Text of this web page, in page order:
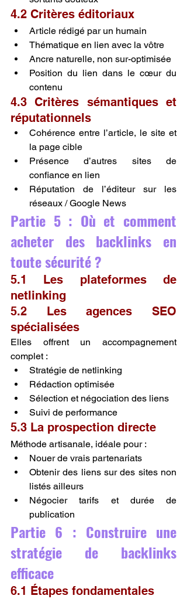
4.2 Critères éditoriaux
Article rédigé par un humain
Thématique en lien avec la vôtre
Ancre naturelle, non sur-optimisée
Position du lien dans le cœur du
contenu
4.3 Critères sémantiques et
réputationnels
Cohérence entre l’article, le site et
la page cible
Présence d’autres sites de
confiance en lien
Réputation de l’éditeur sur les
réseaux / Google News
Partie 5 : Où et comment
acheter des backlinks en
toute sécurité ?
5.1 Les plateformes de
netlinking
5.2 Les agences SEO
spécialisées
Elles offrent un accompagnement
complet :
Stratégie de netlinking
Rédaction optimisée
Sélection et négociation des liens
Suivi de performance
5.3 La prospection directe
Méthode artisanale, idéale pour :
Nouer de vrais partenariats
Obtenir des liens sur des sites non
listés ailleurs
Négocier tarifs et durée de
publication
Partie 6 : Construire une
stratégie de backlinks
efficace
6.1 Étapes fondamentales